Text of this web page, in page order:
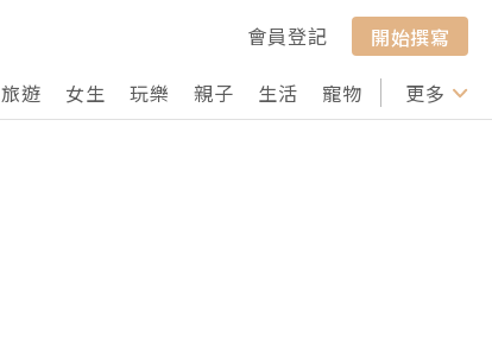
會員登記
開始撰寫
旅遊 女生 玩樂 親子 生活 寵物 行山 打卡
更多